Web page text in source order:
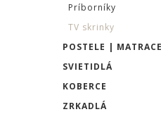
KOMODY
Príborníky
TV skrinky
POSTELE | MATRACE
SVIETIDLÁ
KOBERCE
ZRKADLÁ